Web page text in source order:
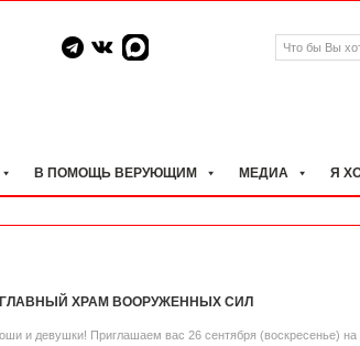
В ПОМОЩЬ ВЕРУЮЩИМ МЕДИА Я
ГЛАВНЫЙ ХРАМ ВООРУЖЕННЫХ СИЛ
и девушки! Приглашаем вас 26 сентября (воскресенье)